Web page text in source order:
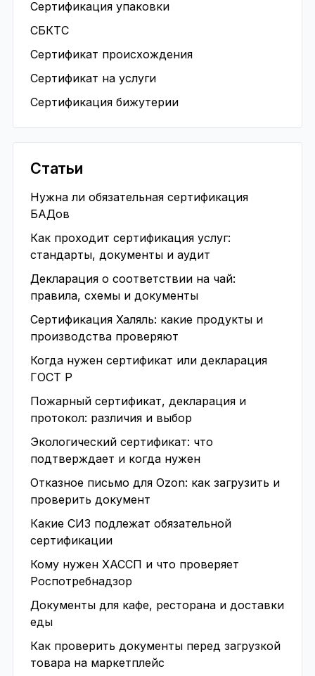
Сертификация упаковки
СБКТС
Сертификат происхождения
Сертификат на услуги
Сертификация бижутерии
Статьи
Нужна ли обязательная сертификация
БАДов
Как проходит сертификация услуг:
стандарты, документы и аудит
Декларация о соответствии на чай:
правила, схемы и документы
Сертификация Халяль: какие продукты и
производства проверяют
Когда нужен сертификат или декларация
ГОСТ Р
Пожарный сертификат, декларация и
протокол: различия и выбор
Экологический сертификат: что
подтверждает и когда нужен
Отказное письмо для Ozon: как загрузить и
проверить документ
Какие СИЗ подлежат обязательной
сертификации
Кому нужен ХАССП и что проверяет
Роспотребнадзор
Документы для кафе, ресторана и доставки
еды
Как проверить документы перед загрузкой
товара на маркетплейс